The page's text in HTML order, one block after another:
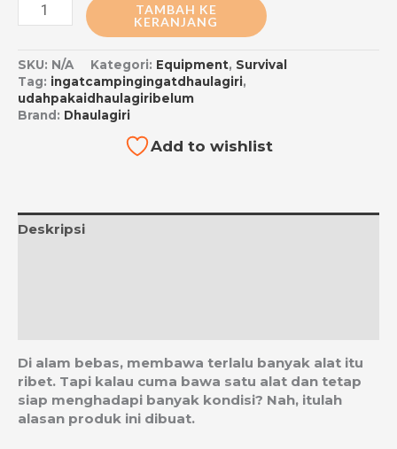
TAMBAH KE
KERANJANG
SKU: N/A Kategori: Equipment, Survival
Tag: ingatcampingingatdhaulagiri,
udahpakaidhaulagiribelum
Brand: Dhaulagiri
Add to wishlist
Deskripsi
Di alam bebas, membawa terlalu banyak alat itu
ribet. Tapi kalau cuma bawa satu alat dan tetap
siap menghadapi banyak kondisi? Nah, itulah
alasan produk ini dibuat.